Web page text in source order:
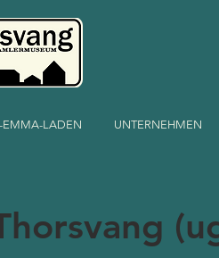
EMMA-LADEN UNTERNEHMEN